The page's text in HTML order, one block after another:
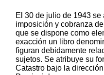
El 30 de julio de 1943
imposición y cobranza
que se dispone como
exacción un libro
figuran debidamente
sujetos. Se atribuye su
Catastro bajo la